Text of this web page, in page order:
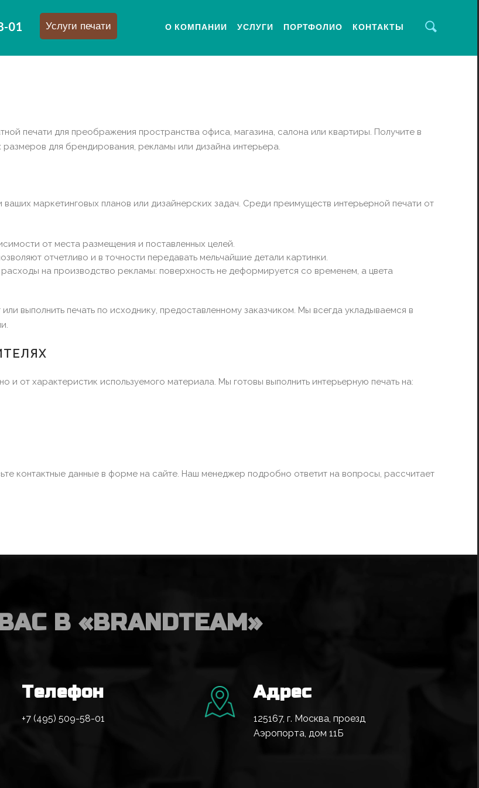
01 Услуги печати О КОМПАНИИ УСЛУГИ ПОРТФОЛИО КОНТАКТЫ
печати для преображения пространства офиса, магазина, салона или квартиры. Получите в
для брендирования, рекламы или дизайна интерьера.
маркетинговых планов или дизайнерских задач. Среди преимуществ интерьерной печати от
от места размещения и поставленных целей.
отчетливо и в точности передавать мельчайшие детали картинки.
на производство рекламы: поверхность не деформируется со временем, а цвета
выполнить печать по исходнику, предоставленному заказчиком. Мы всегда укладываемся в
и от характеристик используемого материала. Мы готовы выполнить интерьерную печать на:
контактные данные в форме на сайте. Наш менеджер подробно ответит на вопросы, рассчитает
В «BRANDTEAM»
Телефон
+7 (495) 509-58-01
Адрес
125167, г. Москва, проезд
Аэропорта, дом 11Б